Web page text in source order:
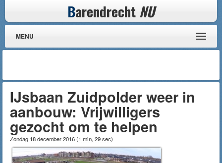
Barendrecht NU
MENU
IJsbaan Zuidpolder weer in
aanbouw: Vrijwilligers
gezocht om te helpen
Zondag 18 december 2016(1 min, 29 sec)